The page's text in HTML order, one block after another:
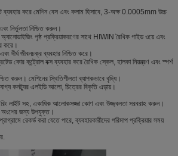
ব্যবহার করে মেশিন বেস এবং কলাম হিসাবে, 3-অক্ষ 0.0005mm উচ্চ
নির্ভুলতা নিশ্চিত করুন।
অ্যানোডাইজিং পৃষ্ঠ প্রক্রিয়াকরণের সাথে HIWIN রৈখিক গাইড ওয়ে এবং
করে।
দীর্ঘ জীবনচক্র ব্যবহার নিশ্চিত করে।
কোর কন্ট্রোল বক্স ব্যবহার করে রৈখিক স্কেল, হালকা নিয়ন্ত্রণ এবং স্পর্শ
করুন। মেশিনের স্থিতিশীলতা ব্যাপকভাবে বৃদ্ধি।
কনট্যুর এলইডি আলো, চিত্রের বিকৃতি এড়ায়।
লাইট সহ, একাধিক আলোকসজ্জা কোণ এবং উজ্জ্বলতা সরবরাহ করুন।
জন্য উপযুক্ত।
রেকর্ড করা যেতে পারে, ব্যবহারকারীদের পরিমাপ প্রক্রিয়ার সময়